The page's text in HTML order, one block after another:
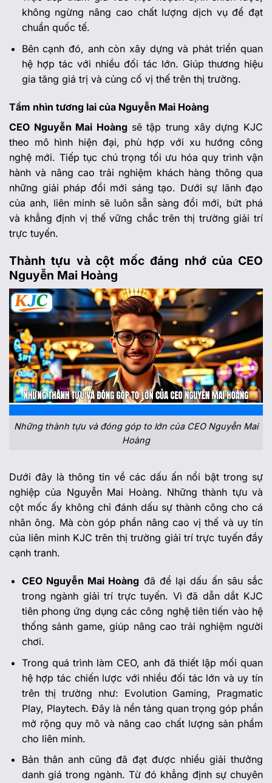
không ngừng nâng cao chất lượng dịch vụ để đạt
chuẩn quốc tế.
Bên cạnh đó, anh còn xây dựng và phát triển quan
hệ hợp tác với nhiều đối tác lớn. Giúp thương hiệu
gia tăng giá trị và củng cố vị thế trên thị trường.
Tầm nhìn tương lai của Nguyễn Mai Hoàng
CEO Nguyễn Mai Hoàng sẽ tập trung xây dựng KJC
theo mô hình hiện đại, phù hợp với xu hướng công
nghệ mới. Tiếp tục chú trọng tối ưu hóa quy trình vận
hành và nâng cao trải nghiệm khách hàng thông qua
những giải pháp đổi mới sáng tạo. Dưới sự lãnh đạo
của anh, liên minh sẽ luôn sẵn sàng đổi mới, bứt phá
và khẳng định vị thế vững chắc trên thị trường giải trí
trực tuyến.
Thành tựu và cột mốc đáng nhớ của CEO
Nguyễn Mai Hoàng
Những thành tựu và đóng góp to lớn của CEO Nguyễn Mai
Hoàng
Dưới đây là thông tin về các dấu ấn nổi bật trong sự
nghiệp của Nguyễn Mai Hoàng. Những thành tựu và
cột mốc ấy không chỉ đánh dấu sự thành công cho cá
nhân ông. Mà còn góp phần nâng cao vị thế và uy tín
của liên minh KJC trên thị trường giải trí trực tuyến đầy
cạnh tranh.
CEO Nguyễn Mai Hoàng đã để lại dấu ấn sâu sắc
trong ngành giải trí trực tuyến. Vì đã dẫn dắt KJC
tiên phong ứng dụng các công nghệ tiên tiến vào hệ
thống sảnh game, giúp nâng cao trải nghiệm người
chơi.
Trong quá trình làm CEO, anh đã thiết lập mối quan
hệ hợp tác chiến lược với nhiều đối tác lớn và uy tín
trên thị trường như: Evolution Gaming, Pragmatic
Play, Playtech. Đây là nền tảng quan trọng góp phần
mở rộng quy mô và nâng cao chất lượng sản phẩm
cho liên minh.
Bản thân anh cũng đã đạt được nhiều giải thưởng
danh giá trong ngành. Từ đó khẳng định sự chuyên